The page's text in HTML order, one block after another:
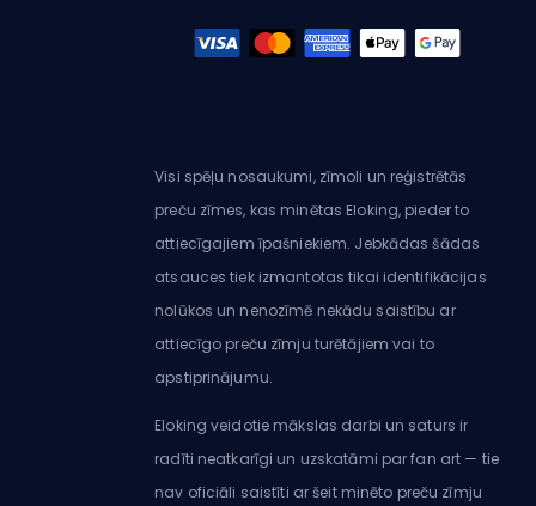
Visi spēļu nosaukumi, zīmoli un reģistrētās
preču zīmes, kas minētas Eloking, pieder to
attiecīgajiem īpašniekiem. Jebkādas šādas
atsauces tiek izmantotas tikai identifikācijas
nolūkos un nenozīmē nekādu saistību ar
attiecīgo preču zīmju turētājiem vai to
apstiprinājumu.
Eloking veidotie mākslas darbi un saturs ir
radīti neatkarīgi un uzskatāmi par fan art — tie
nav oficiāli saistīti ar šeit minēto preču zīmju